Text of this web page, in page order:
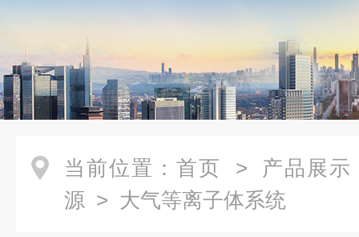
当前位置： 首页 > 产品展示
源 > 大气等离子体系统